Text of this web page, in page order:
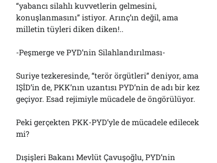
“yabancı silahlı kuvvetlerin gelmesini,
konuşlanmasını” istiyor. Arınç’ın değil, ama
milletin tüyleri diken diken!..
-Peşmerge ve PYD’nin Silahlandırılması-
Suriye tezkeresinde, “terör örgütleri” deniyor, ama
IŞİD’in de, PKK’nın uzantısı PYD’nin de adı bir kez
geçiyor. Esad rejimiyle mücadele de öngörülüyor.
Peki gerçekten PKK-PYD’yle de mücadele edilecek
mi?
Dışişleri Bakanı Mevlüt Çavuşoğlu, PYD’nin